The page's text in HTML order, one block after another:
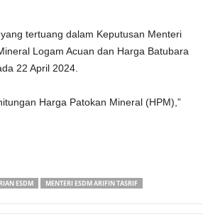
tertuang dalam Keputusan Menteri
Logam Acuan dan Harga Batubara
22 April 2024.
Harga Patokan Mineral (HPM),”
ESDM MENTERI ESDM ARIFIN TASRIF